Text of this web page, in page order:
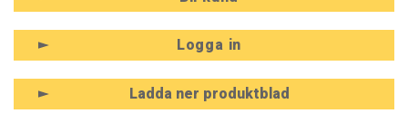
Logga in
Ladda ner produktblad